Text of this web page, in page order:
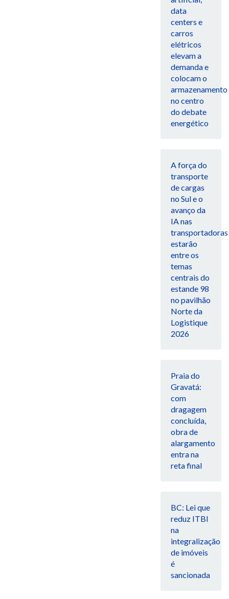
data
centers e
carros
elétricos
elevam a
demanda e
colocam o
armazenamento
no centro
do debate
energético
A força do
transporte
de cargas
no Sul e o
avanço da
IA nas
transportadoras
estarão
entre os
temas
centrais do
estande 98
no pavilhão
Norte da
Logistique
2026
Praia do
Gravatá:
com
dragagem
concluída,
obra de
alargamento
entra na
reta final
BC: Lei que
reduz ITBI
na
integralização
de imóveis
é
sancionada